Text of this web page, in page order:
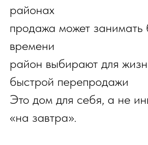
районах
продажа может занимать
времени
район выбирают для
быстрой перепродажи
Это дом для себя, а не
«на завтра».